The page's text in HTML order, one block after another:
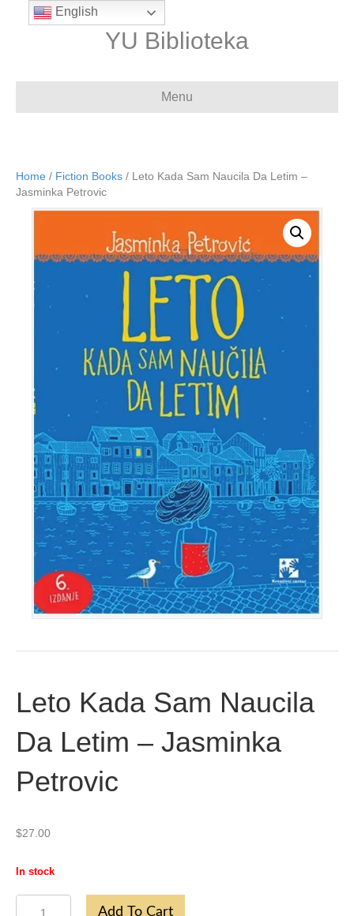
YU Biblioteka
Menu
Home / Fiction Books / Leto Kada Sam Naucila Da Letim –
Jasminka Petrovic
Leto Kada Sam Naucila
Da Letim – Jasminka
Petrovic
$27.00
In stock
Add To Cart
English